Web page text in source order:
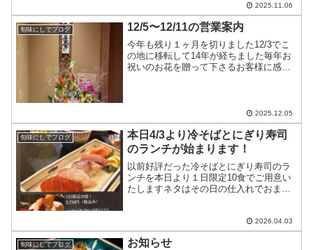
2025.11.06
旬味にしでブログ 12/5〜12/11の営業案内
今年も残り１ヶ月を切りました12/3でこ
の地に移転して14年が経ちました毎年お
祝いのお花を贈って下さるお客様に感謝
2025.12.05
旬味にしでブログ
本日4/3より冷そばとにぎり寿司
のランチが始まります！
以前好評だった冷そばとにぎり寿司のラ
ンチを本日より１日限定10食でご用意い
たしますネタはその日の仕入れでおまか
2026.04.03
旬味にしでブログ お知らせ